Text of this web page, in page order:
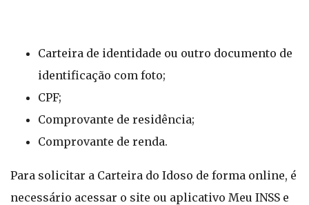
Carteira de identidade ou outro documento de
identificação com foto;
CPF;
Comprovante de residência;
Comprovante de renda.
Para solicitar a Carteira do Idoso de forma online, é
necessário acessar o site ou aplicativo Meu INSS e